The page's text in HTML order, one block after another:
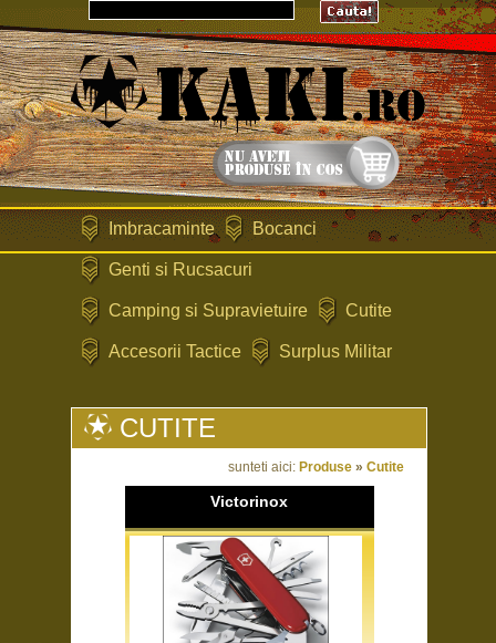
Imbracaminte Bocanci
Genti si Rucsacuri
Camping si Supravietuire Cutite
Accesorii Tactice Surplus Militar
CUTITE
sunteti aici: Produse » Cutite
Victorinox